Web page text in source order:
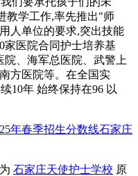
教学工作,率先推出"师
人单位的要求,突出技能
家医院合同护士培养基
院、海军总医院、武警上
方医院等。在全国实
10年 始终保持在96 以
年春季招生分数线石家庄
石家庄天使护士学校 原